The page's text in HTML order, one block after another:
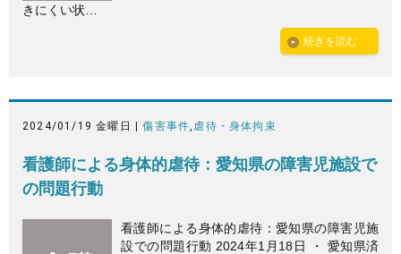
きにくい状…
続きを読む
2024/01/19 金曜日 |傷害事件, 虐待・身体拘束
看護師による身体的虐待：愛知県の障害児施設で
の問題行動
看護師による身体的虐待：愛知県の障害児施
設での問題行動 2024年1月18日 ・ 愛知県済